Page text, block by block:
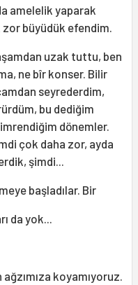
amelelik yaparak
büyüdük efendim.
uzak tuttu, ben
ne bîr konser. Bilir
seyrederdim,
bu dediğim
dönemler.
çok daha zor, ayda
şimdi...
başladılar. Bir
da yok...
koyamıyoruz.